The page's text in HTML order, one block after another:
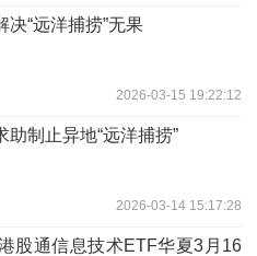
“远洋捕捞”无果
2026-03-15 19:22:12
制止异地“远洋捕捞”
2026-03-14 15:17:28
股通信息技术ETF华夏3月16